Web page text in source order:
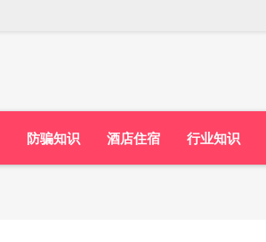
防骗知识 酒店住宿 行业知识